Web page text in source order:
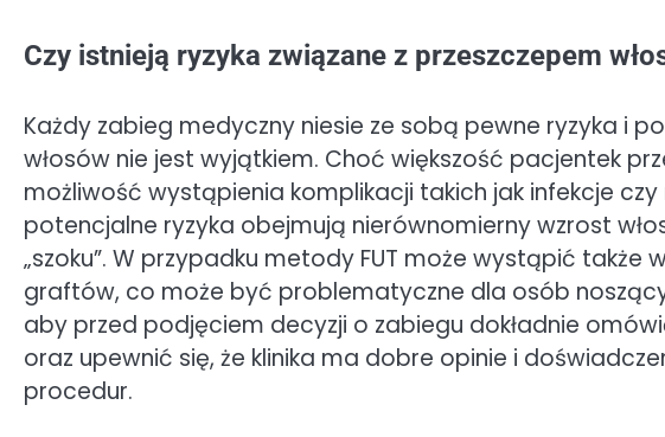
Czy istnieją ryzyka związane z przeszczepem
Każdy zabieg medyczny niesie ze sobą pewne ryzyka i
włosów nie jest wyjątkiem. Choć większość pacjentek
możliwość wystąpienia komplikacji takich jak infekcje czy
potencjalne ryzyka obejmują nierównomierny wzrost
„szoku”. W przypadku metody FUT może wystąpić
graftów, co może być problematyczne dla osób
aby przed podjęciem decyzji o zabiegu dokładnie
oraz upewnić się, że klinika ma dobre opinie i
procedur.